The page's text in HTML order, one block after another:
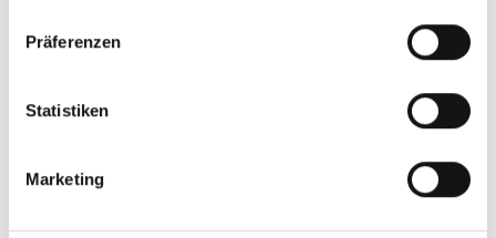
Präferenzen
Statistiken
Marketing
Datenverfügbarkeit stetig zu verbessern, die
gesetzten Ziele konsequent umzusetzen sowie diese
in entsprechenden Reportings zu veröffentlichen.
Eine weitere Bestrebung ist es, die Reporting-
Formate zunehmend zu standardisieren, um eine
bessere Vergleichbarkeit der Zielsetzungen und